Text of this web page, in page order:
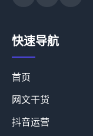
快速导航
首页
网文干货
抖音运营